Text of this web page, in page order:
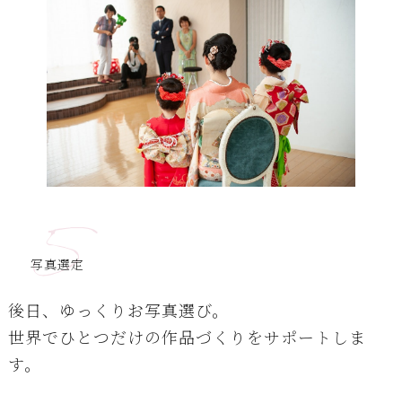
5
写真選定
後日、ゆっくりお写真選び。
世界でひとつだけの作品づくりをサポートしま
す。